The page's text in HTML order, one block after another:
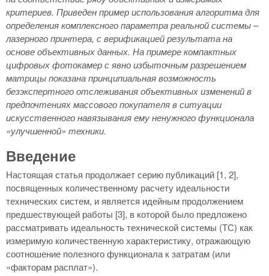
критериев. Приведен пример использования алгоритма для
определения комплексного параметра реальной системы –
лазерного принтера, с верификацией результата на
основе объективных данных. На примере компактных
цифровых фотокамер с явно избыточным разрешением
матрицы показана принципиальная возможность
безэкспертного отслеживания объективных изменений в
предпочтениях массового покупателя в ситуации
искусственного навязывания ему ненужного функционала
«улучшенной» техники.
Введение
Настоящая статья продолжает серию публикаций [1, 2],
посвященных количественному расчету идеальности
технических систем, и является идейным продолжением
предшествующей работы [3], в которой было предложено
рассматривать идеальность технической системы (ТС) как
измеримую количественную характеристику, отражающую
соотношение полезного функционала к затратам (или
«факторам расплат»).